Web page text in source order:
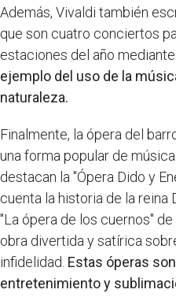
Además, Vivaldi también
que son cuatro conciertos
estaciones del año mediante
ejemplo del uso de la
naturaleza.
Finalmente, la ópera del
una forma popular de
destacan la "Ópera Dido y
cuenta la historia de la reina
"La ópera de los cuernos"
obra divertida y satírica
infidelidad. Estas óperas
entretenimiento y